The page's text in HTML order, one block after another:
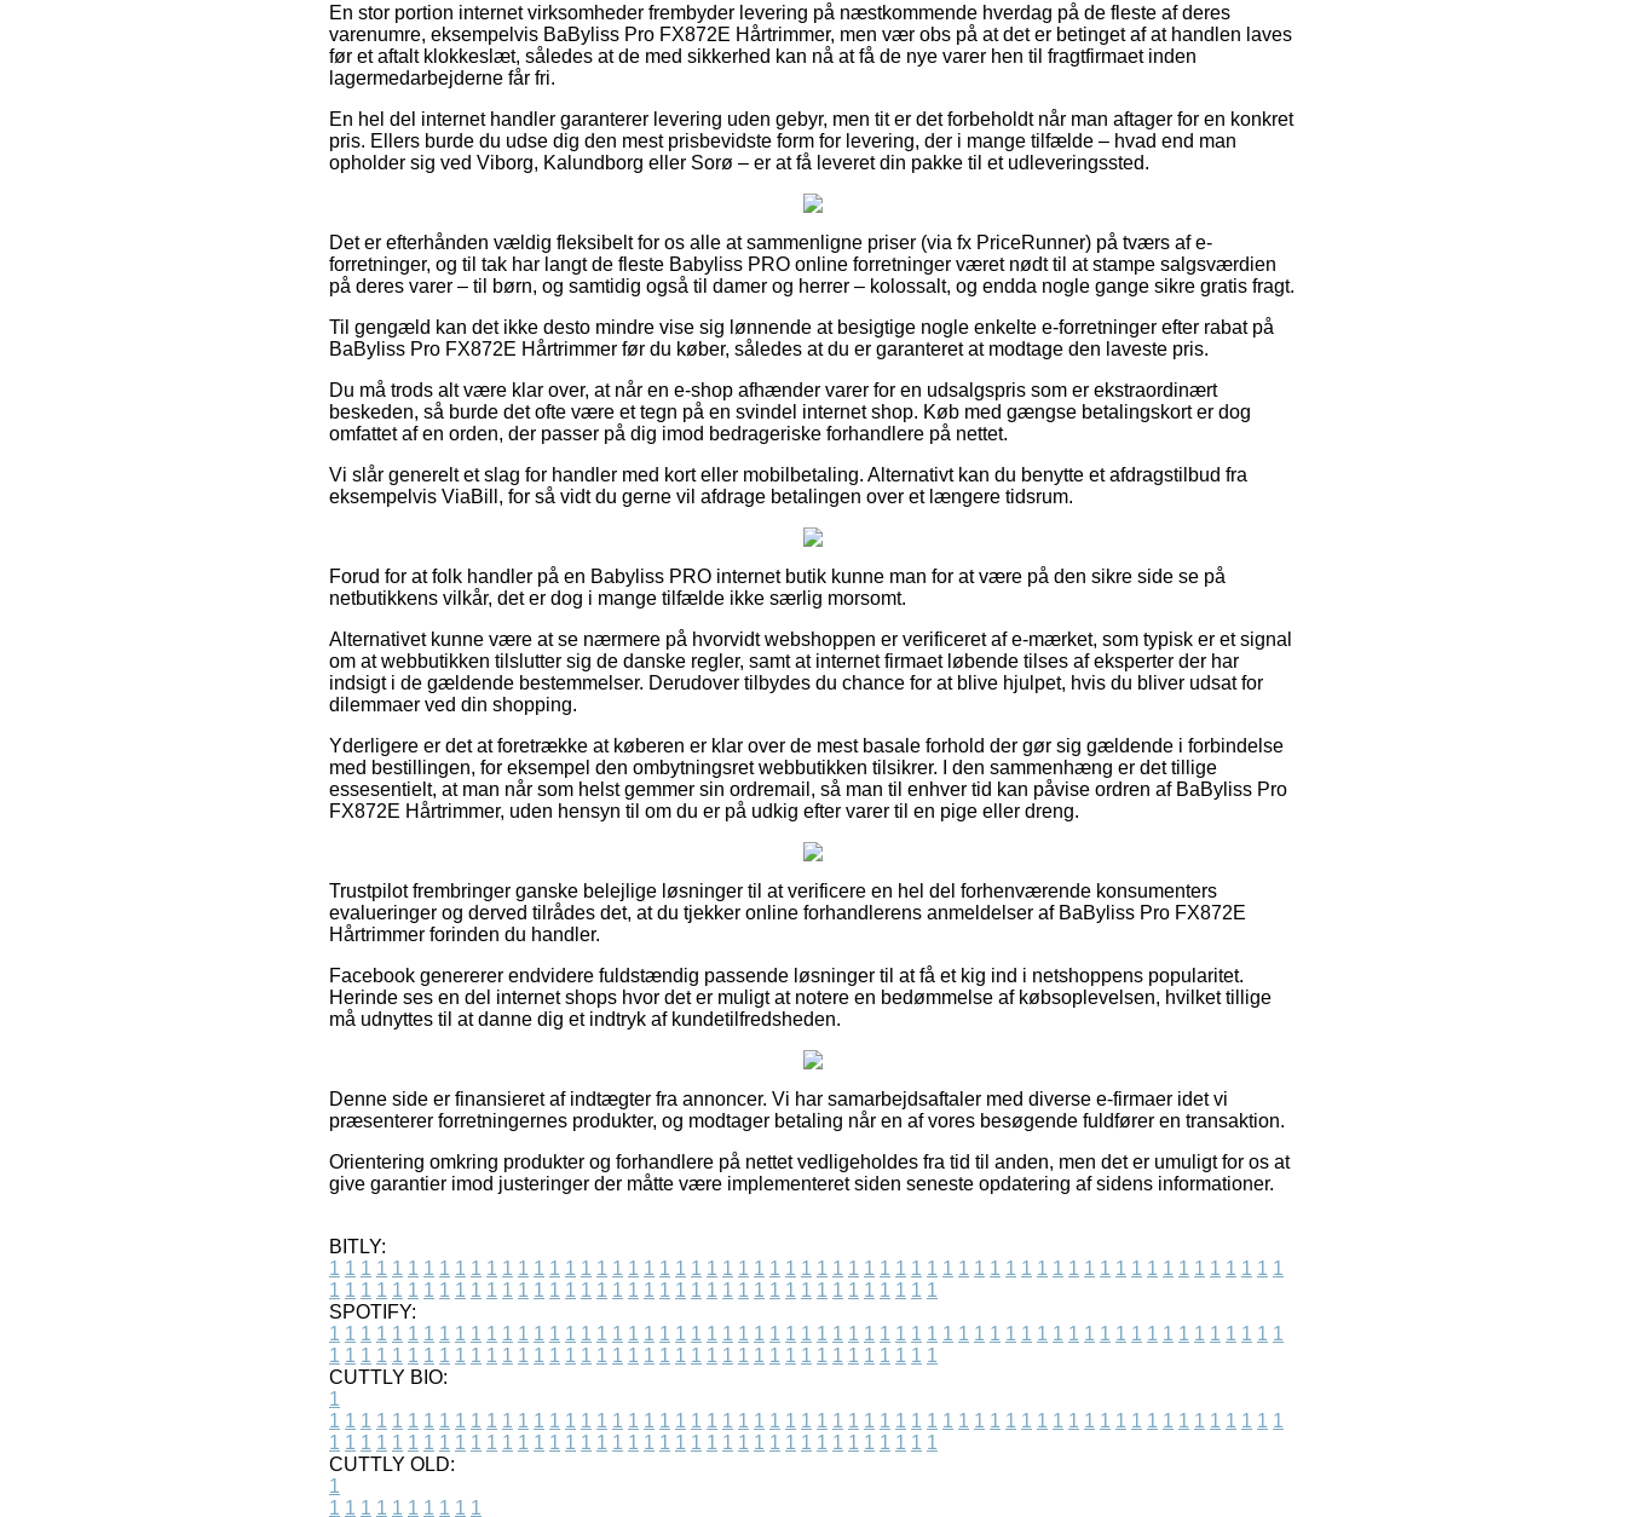
En stor portion internet virksomheder frembyder levering på næstkommende hverdag på de fleste af deres
varenumre, eksempelvis BaByliss Pro FX872E Hårtrimmer, men vær obs på at det er betinget af at handlen laves
før et aftalt klokkeslæt, således at de med sikkerhed kan nå at få de nye varer hen til fragtfirmaet inden
lagermedarbejderne får fri.
En hel del internet handler garanterer levering uden gebyr, men tit er det forbeholdt når man aftager for en konkret
pris. Ellers burde du udse dig den mest prisbevidste form for levering, der i mange tilfælde – hvad end man
opholder sig ved Viborg, Kalundborg eller Sorø – er at få leveret din pakke til et udleveringssted.
Det er efterhånden vældig fleksibelt for os alle at sammenligne priser (via fx PriceRunner) på tværs af e-
forretninger, og til tak har langt de fleste Babyliss PRO online forretninger været nødt til at stampe salgsværdien
på deres varer – til børn, og samtidig også til damer og herrer – kolossalt, og endda nogle gange sikre gratis fragt.
Til gengæld kan det ikke desto mindre vise sig lønnende at besigtige nogle enkelte e-forretninger efter rabat på
BaByliss Pro FX872E Hårtrimmer før du køber, således at du er garanteret at modtage den laveste pris.
Du må trods alt være klar over, at når en e-shop afhænder varer for en udsalgspris som er ekstraordinært
beskeden, så burde det ofte være et tegn på en svindel internet shop. Køb med gængse betalingskort er dog
omfattet af en orden, der passer på dig imod bedrageriske forhandlere på nettet.
Vi slår generelt et slag for handler med kort eller mobilbetaling. Alternativt kan du benytte et afdragstilbud fra
eksempelvis ViaBill, for så vidt du gerne vil afdrage betalingen over et længere tidsrum.
Forud for at folk handler på en Babyliss PRO internet butik kunne man for at være på den sikre side se på
netbutikkens vilkår, det er dog i mange tilfælde ikke særlig morsomt.
Alternativet kunne være at se nærmere på hvorvidt webshoppen er verificeret af e-mærket, som typisk er et signal
om at webbutikken tilslutter sig de danske regler, samt at internet firmaet løbende tilses af eksperter der har
indsigt i de gældende bestemmelser. Derudover tilbydes du chance for at blive hjulpet, hvis du bliver udsat for
dilemmaer ved din shopping.
Yderligere er det at foretrække at køberen er klar over de mest basale forhold der gør sig gældende i forbindelse
med bestillingen, for eksempel den ombytningsret webbutikken tilsikrer. I den sammenhæng er det tillige
essesentielt, at man når som helst gemmer sin ordremail, så man til enhver tid kan påvise ordren af BaByliss Pro
FX872E Hårtrimmer, uden hensyn til om du er på udkig efter varer til en pige eller dreng.
Trustpilot frembringer ganske belejlige løsninger til at verificere en hel del forhenværende konsumenters
evalueringer og derved tilrådes det, at du tjekker online forhandlerens anmeldelser af BaByliss Pro FX872E
Hårtrimmer forinden du handler.
Facebook genererer endvidere fuldstændig passende løsninger til at få et kig ind i netshoppens popularitet.
Herinde ses en del internet shops hvor det er muligt at notere en bedømmelse af købsoplevelsen, hvilket tillige
må udnyttes til at danne dig et indtryk af kundetilfredsheden.
Denne side er finansieret af indtægter fra annoncer. Vi har samarbejdsaftaler med diverse e-firmaer idet vi
præsenterer forretningernes produkter, og modtager betaling når en af vores besøgende fuldfører en transaktion.
Orientering omkring produkter og forhandlere på nettet vedligeholdes fra tid til anden, men det er umuligt for os at
give garantier imod justeringer der måtte være implementeret siden seneste opdatering af sidens informationer.
BITLY:
1 1 1 1 1 1 1 1 1 1 1 1 1 1 1 1 1 1 1 1 1 1 1 1 1 1 1 1 1 1 1 1 1 1 1 1 1 1 1 1 1 1 1 1 1 1 1 1 1 1 1 1 1 1 1 1 1 1 1 1 1
1 1 1 1 1 1 1 1 1 1 1 1 1 1 1 1 1 1 1 1 1 1 1 1 1 1 1 1 1 1 1 1 1 1 1 1 1 1 1
SPOTIFY:
1 1 1 1 1 1 1 1 1 1 1 1 1 1 1 1 1 1 1 1 1 1 1 1 1 1 1 1 1 1 1 1 1 1 1 1 1 1 1 1 1 1 1 1 1 1 1 1 1 1 1 1 1 1 1 1 1 1 1 1 1
1 1 1 1 1 1 1 1 1 1 1 1 1 1 1 1 1 1 1 1 1 1 1 1 1 1 1 1 1 1 1 1 1 1 1 1 1 1 1
CUTTLY BIO:
1
1 1 1 1 1 1 1 1 1 1 1 1 1 1 1 1 1 1 1 1 1 1 1 1 1 1 1 1 1 1 1 1 1 1 1 1 1 1 1 1 1 1 1 1 1 1 1 1 1 1 1 1 1 1 1 1 1 1 1 1 1
1 1 1 1 1 1 1 1 1 1 1 1 1 1 1 1 1 1 1 1 1 1 1 1 1 1 1 1 1 1 1 1 1 1 1 1 1 1 1
CUTTLY OLD:
1
1 1 1 1 1 1 1 1 1 1